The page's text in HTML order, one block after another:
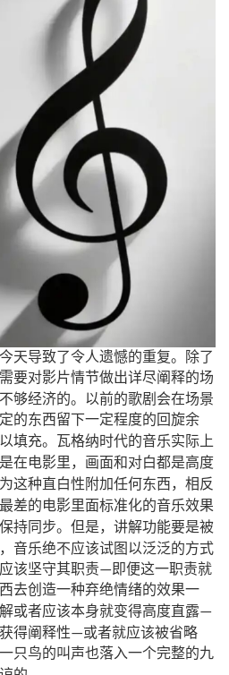
天导致了令人遗憾的重复。除了
要对影片情节做出详尽阐释的场
够经济的。以前的歌剧会在场景
的东西留下一定程度的回旋余
填充。瓦格纳时代的音乐实际上
在电影里，
画面和对白都是高度
这种直白性附加任何东西， 相反
差的电影里面标准化的音乐效果
持同步。但是， 讲解功能要是被
， 音乐绝不应该试图以泛泛的方式
该坚守其职责—即便这一职责就
去创造一种弃绝情绪的效果一
或者应该本身就变得高度直露—
得阐释性—或者就应该被省略
只鸟的叫声也落入一个完整的九